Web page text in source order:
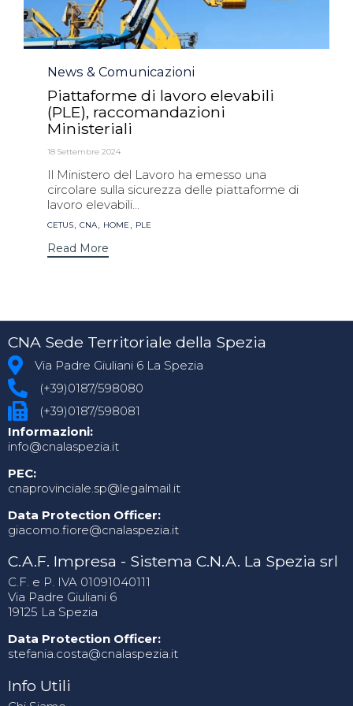
Category
News & Comunicazioni
Piattaforme di lavoro elevabili
(PLE), raccomandazioni
Ministeriali
18 Settembre 2024
Il Ministero del Lavoro ha emesso una
circolare sulla sicurezza delle piattaforme di
lavoro elevabili...
Tags
CETUS, CNA, HOME , PLE
Read More
CNA Sede Territoriale della Spezia
Via Padre Giuliani 6 La Spezia
(+39)0187/598080
(+39)0187/598081
Informazioni:
info@cnalaspezia.it
PEC:
cnaprovinciale.sp@legalmail.it
Data Protection Officer:
giacomo.fiore@cnalaspezia.it
C.A.F. Impresa - Sistema C.N.A. La Spezia srl
C.F. e P. IVA 01091040111
Via Padre Giuliani 6
19125 La Spezia
Data Protection Officer:
stefania.costa@cnalaspezia.it
Info Utili